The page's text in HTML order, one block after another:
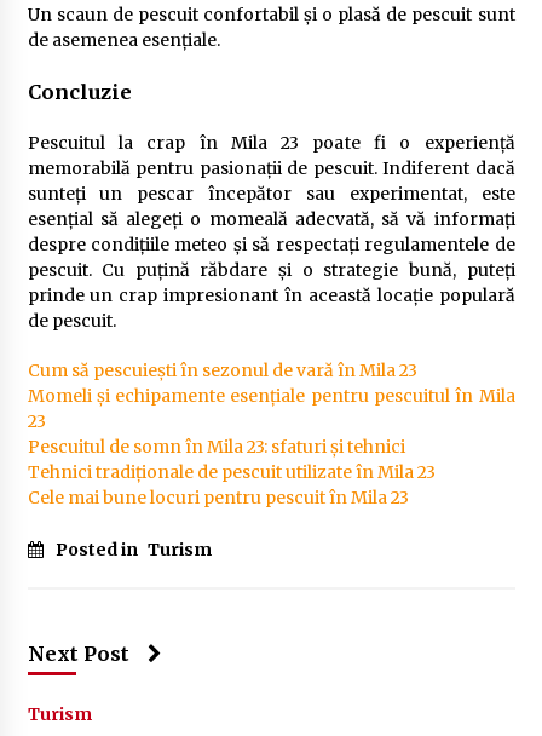
Un scaun de pescuit confortabil și o plasă de pescuit sunt
de asemenea esențiale.
Concluzie
Pescuitul la crap în Mila 23 poate fi o experiență
memorabilă pentru pasionații de pescuit. Indiferent dacă
sunteți un pescar începător sau experimentat, este
esențial să alegeți o momeală adecvată, să vă informați
despre condițiile meteo și să respectați regulamentele de
pescuit. Cu puțină răbdare și o strategie bună, puteți
prinde un crap impresionant în această locație populară
de pescuit.
Cum să pescuiești în sezonul de vară în Mila 23
Momeli și echipamente esențiale pentru pescuitul în Mila
23
Pescuitul de somn în Mila 23: sfaturi și tehnici
Tehnici tradiționale de pescuit utilizate în Mila 23
Cele mai bune locuri pentru pescuit în Mila 23
Posted in Turism
Next Post
Turism